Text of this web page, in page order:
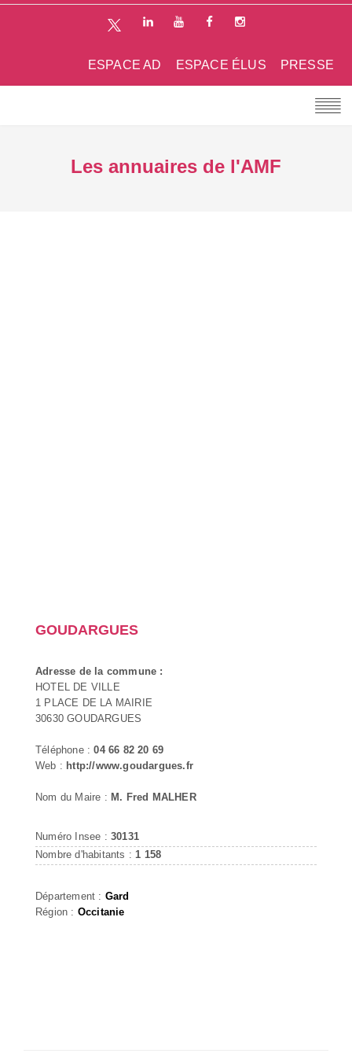
PRESSE
ESPACE ÉLUS
ESPACE AD
Les annuaires de l'AMF
GOUDARGUES
Adresse de la commune :
HOTEL DE VILLE
1 PLACE DE LA MAIRIE
30630 GOUDARGUES
Téléphone :04 66 82 20 69
Web : http://www.goudargues.fr
Nom du Maire : M. Fred MALHER
Numéro Insee : 30131
Nombre d'habitants : 1 158
Département : Gard
Région : Occitanie